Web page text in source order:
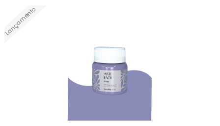
Lançamento